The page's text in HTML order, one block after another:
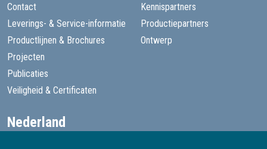
Contact
Leverings- & Service-informatie
Productlijnen & Brochures
Projecten
Publicaties
Veiligheid & Certificaten
Kennispartners
Productiepartners
Ontwerp
Nederland